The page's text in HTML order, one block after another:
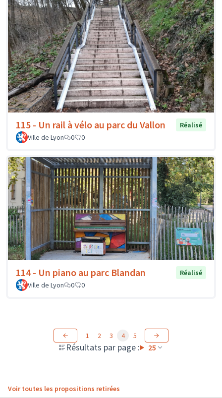
115 - Un rail à vélo au parc du Vallon
Réalisé
Ville de Lyon
0 0
114 - Un piano au parc Blandan
Réalisé
Ville de Lyon
0 0
Résultats par page : 25
1 2 3 4 5
Voir toutes les propositions retirées